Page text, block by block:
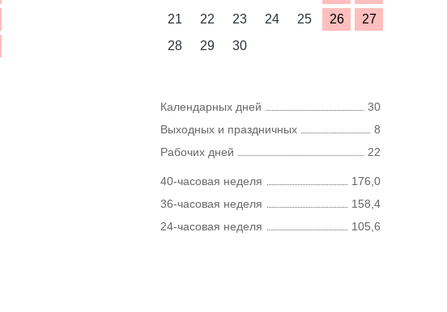
21
22 23 24 25 26
27
28
29 30
Календарных дней
30
Выходных и праздничных
8
Рабочих дней
22
40-часовая неделя
176,0
36-часовая неделя
158,4
24-часовая неделя
105,6